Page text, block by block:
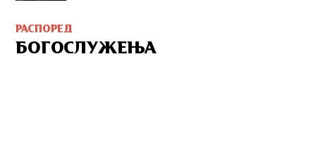
РАСПОРЕД
БОГОСЛУЖЕЊА